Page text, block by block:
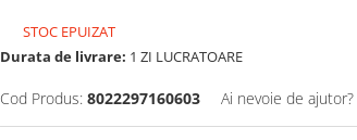
STOC EPUIZAT
Durata de livrare: 1 ZI LUCRATOARE
Cod Produs: 8022297160603 Ai nevoie de ajutor?